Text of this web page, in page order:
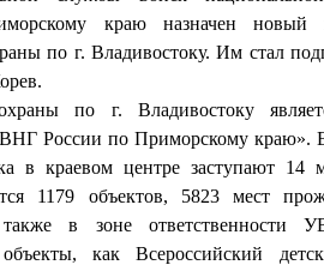
краю назначен новый
по г. Владивостоку. Им стал
по г. Владивостоку
России по Приморскому краю».
в краевом центре заступают 14
1179 объектов, 5823 мест
также в зоне ответственности
как Всероссийский